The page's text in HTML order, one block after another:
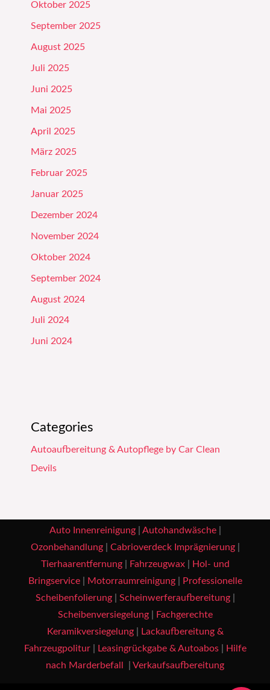
Oktober 2025
September 2025
August 2025
Juli 2025
Juni 2025
Mai 2025
April 2025
März 2025
Februar 2025
Januar 2025
Dezember 2024
November 2024
Oktober 2024
September 2024
August 2024
Juli 2024
Juni 2024
Categories
Autoaufbereitung & Autopflege by Car Clean
Devils
Auto Innenreinigung| Autohandwäsche|
Ozonbehandlung| Cabrioverdeck Imprägnierung|
Tierhaarentfernung| Fahrzeugwax|
Hol- und
Bringservice| Motorraumreinigung|
Professionelle
Scheibenfolierung| Scheinwerferaufbereitung|
Scheibenversiegelung|
Fachgerechte
Keramikversiegelung|
Lackaufbereitung &
Fahrzeugpolitur| Leasingrückgabe & Autoabos|
Hilfe
nach Marderbefall
Verkaufsaufbereitung